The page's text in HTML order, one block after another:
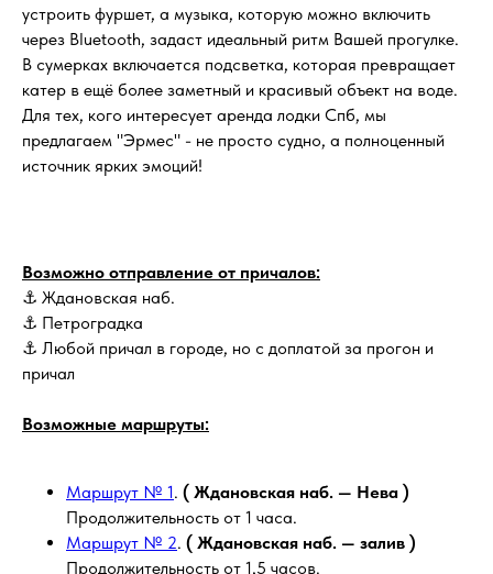
устроить фуршет, а музыка, которую можно включить
через Bluetooth, задаст идеальный ритм Вашей прогулке.
В сумерках включается подсветка, которая превращает
катер в ещё более заметный и красивый объект на воде.
Для тех, кого интересует аренда лодки Спб, мы
предлагаем "Эрмес" - не просто судно, а полноценный
источник ярких эмоций!
Возможно отправление от причалов:
⚓ Ждановская наб.
⚓ Петроградка
⚓ Любой причал в городе, но с доплатой за прогон и
причал
Возможные маршруты:
Маршрут № 1. ( Ждановская наб. — Нева )
Продолжительность от 1 часа.
Маршрут № 2. ( Ждановская наб. — залив )
Продолжительность от 1,5 часов.